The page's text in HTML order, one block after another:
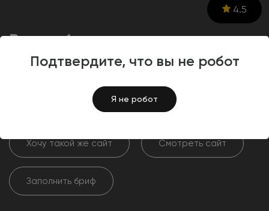
Подтвердите, что вы не робот
Я не робот
Разработка корпоративного
сайта для юридической
компании «Легион»
Хочу такой же сайт Смотреть сайт
Заполнить бриф
4.5